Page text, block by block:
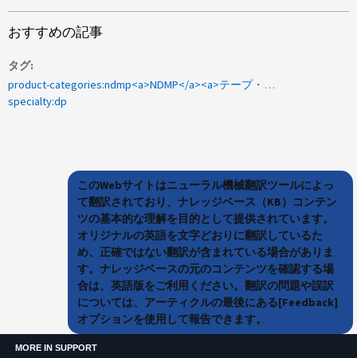
おすすめの記事
タグ
product-categories:ndmp<a>NDMP</a><a>テープ・ドライブ</a><a>の NetBackup</a>
specialty:dp
このWebサイトはニューラル機械翻訳ツールによっ
て翻訳されており、ナレッジベース（KB）コンテン
ツの基本的な理解を目的として提供されています。
オリジナルの英語を文字どおりに翻訳しているた
め、正確ではない翻訳が含まれている場合がありま
す。ナレッジベースの元のコンテンツを確認する場
合は、英語版をご利用ください。翻訳の問題や誤訳
については、アーティクルの最後にある[Feedback]
オプションを使用して報告できます。
MORE IN SUPPORT